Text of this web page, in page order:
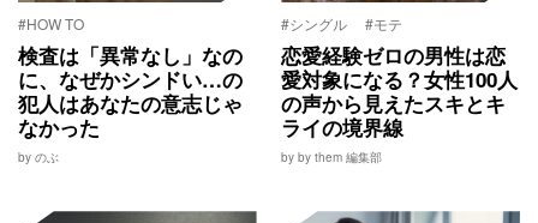
#HOW TO
検査は「異常なし」なの
に、なぜかシンドい…の
犯人はあなたの意志じゃ
なかった
by のぶ
#シングル #モテ
恋愛経験ゼロの男性は恋
愛対象になる？女性100人
の声から見えたスキとキ
ライの境界線
by by them 編集部